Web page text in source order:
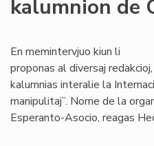
kalumnion de
En memintervjuo kiun li
proponas al diversaj
kalumnias interalie la
manipulitaj”. Nome de la
Esperanto-Asocio, reagas